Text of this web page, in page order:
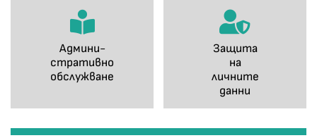
Админи-
стративно
обслужване
Защита
на
личните
данни